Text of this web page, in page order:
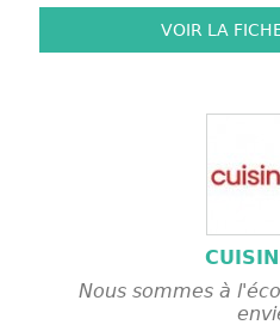
VOIR LA
Nous sommes à